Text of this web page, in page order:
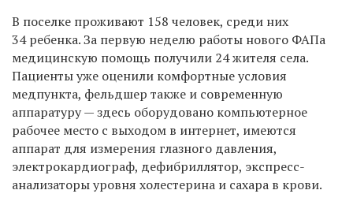
В поселке проживают 158 человек, среди них
34 ребенка. За первую неделю работы нового ФАПа
медицинскую помощь получили 24 жителя села.
Пациенты уже оценили комфортные условия
медпункта, фельдшер также и современную
аппаратуру — здесь оборудовано компьютерное
рабочее место с выходом в интернет, имеются
аппарат для измерения глазного давления,
электрокардиограф, дефибриллятор, экспресс-
анализаторы уровня холестерина и сахара в крови.